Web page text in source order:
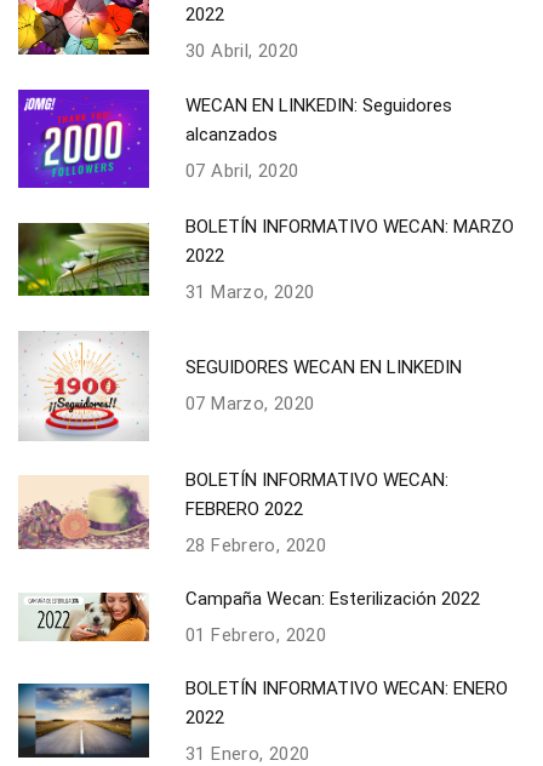
2022
30 Abril, 2020
WECAN EN LINKEDIN: Seguidores
alcanzados
07 Abril, 2020
BOLETÍN INFORMATIVO WECAN: MARZO
2022
31 Marzo, 2020
SEGUIDORES WECAN EN LINKEDIN
07 Marzo, 2020
BOLETÍN INFORMATIVO WECAN:
FEBRERO 2022
28 Febrero, 2020
Campaña Wecan: Esterilización 2022
01 Febrero, 2020
BOLETÍN INFORMATIVO WECAN: ENERO
2022
31 Enero, 2020